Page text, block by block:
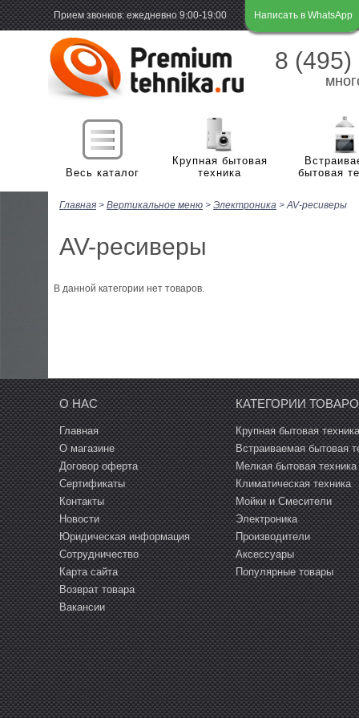
Прием звонков: ежедневно 9:00-19:00 Написать в WhatsApp
8 (495)
Весь каталог
Холодильная и морозильная техника
Стиральные и сушильные машины
Плиты
Духовые шкафы
Варочные панели
Вытяжки
Кофемашины
Микроволновые печи
Прочая встраиваемая техника
Мелкобытовая техника и посуда
Климатическая техника
Мойки и смесители
Крупная бытовая
техника
бытовая
Главная > Вертикальное меню > Электроника > AV-ресиверы
AV-ресиверы
В данной категории нет товаров.
О НАС
Главная
О магазине
Договор оферта
Сертификаты
Контакты
Новости
Юридическая информация
Сотрудничество
Карта сайта
Возврат товара
Вакансии
КАТЕГОРИИ
Крупная бытовая
Встраиваемая бытовая
Мелкая бытовая техника
Климатическая техника
Мойки и Смесители
Электроника
Производители
Аксессуары
Популярные товары